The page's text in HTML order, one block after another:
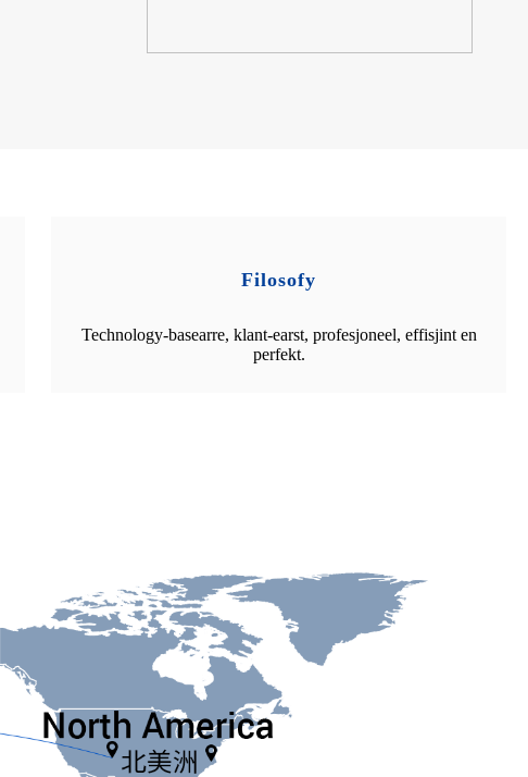
Filosofy
Technology-basearre, klant-earst, profesjoneel, effisjint en
perfekt.